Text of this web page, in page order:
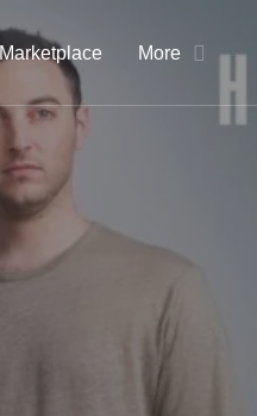
Marketplace More